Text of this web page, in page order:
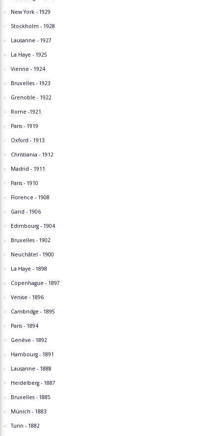
New York - 1929
Stockholm - 1928
Lausanne - 1927
La Haye - 1925
Vienne - 1924
Bruxelles - 1923
Grenoble - 1922
Rome -1921
Paris - 1919
Oxford - 1913
Christiania - 1912
Madrid - 1911
Paris - 1910
Florence - 1908
Gand - 1906
Edimbourg - 1904
Bruxelles - 1902
Neuchâtel - 1900
La Haye - 1898
Copenhague - 1897
Venise - 1896
Cambridge - 1895
Paris - 1894
Genève - 1892
Hambourg - 1891
Lausanne - 1888
Heidelberg - 1887
Bruxelles - 1885
Münich - 1883
Turin - 1882